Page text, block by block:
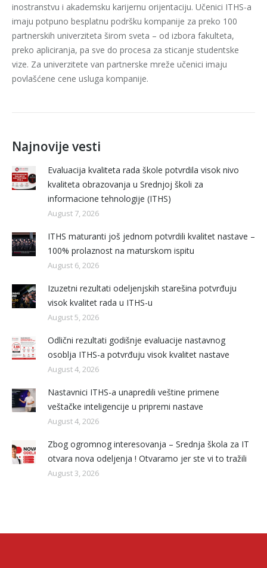
inostranstvu i akademsku karijernu orijentaciju. Učenici ITHS-a
imaju potpuno besplatnu podršku kompanije za preko 100
partnerskih univerziteta širom sveta – od izbora fakulteta,
preko apliciranja, pa sve do procesa za sticanje studentske
vize. Za univerzitete van partnerske mreže učenici imaju
povlašćene cene usluga kompanije.
Najnovije vesti
Evaluacija kvaliteta rada škole potvrdila visok nivo
kvaliteta obrazovanja u Srednjoj školi za
informacione tehnologije (ITHS)
August 7, 2026
ITHS maturanti još jednom potvrdili kvalitet nastave –
100% prolaznost na maturskom ispitu
August 6, 2026
Izuzetni rezultati odeljenjskih starešina potvrđuju
visok kvalitet rada u ITHS-u
August 5, 2026
Odlični rezultati godišnje evaluacije nastavnog
osoblja ITHS-a potvrđuju visok kvalitet nastave
August 4, 2026
Nastavnici ITHS-a unapredili veštine primene
veštačke inteligencije u pripremi nastave
August 4, 2026
Zbog ogromnog interesovanja – Srednja škola za IT
otvara nova odeljenja ! Otvaramo jer ste vi to tražili
August 3, 2026